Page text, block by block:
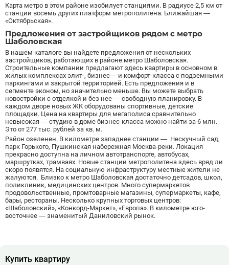
Библиотека имени Ленина 14
Битцевский парк
Борисово
Боровицкая
Боровское шоссе
Ботанический сад 20
Братиславская 12
Бульвар Адмирала Ушакова
Бульвар Дмитрия Донского
Бульвар Рокоссовского
Бунинская аллея
Бутырская 13
В Вавиловская 1
Варшавская 2
ВДНХ
Верхние Лихоборы 18
Владыкино
Водный стадион
Волжская
Карта метро в этом районе изобилует станциями. В радиусе 2,5 км от
станции восемь других платформ метрополитена. Ближайшая —
«Октябрьская».
Предложения от застройщиков рядом с метро
Шаболовская
В нашем каталоге вы найдете предложения от нескольких
застройщиков, работающих в районе метро Шаболовская.
Строительные компании предлагают здесь квартиры в основном в
жилых комплексах элит-, бизнес— и комфорт-класса с подземными
паркингами и закрытой территорией. Есть предложения и в
сегменте эконом, но значительно меньше. Вы можете выбрать
новостройки с отделкой и без нее — свободную планировку. В
каждом дворе новых ЖК оборудованы спортивные, детские
площадки. Цена на квартиры для мегаполиса сравнительно
невысокая — студию в доме бизнес-класса можно найти за 6 млн.
Это от 277 тыс. рублей за кв. м.
Район озеленен. В километре западнее станции — Нескучный сад,
парк Горького, Пушкинская набережная Москва-реки. Локация
прекрасно доступна на личном автотранспорте, автобусах,
маршрутках, трамваях. Новые станции метрополитена здесь вряд ли
скоро появятся. На социальную инфраструктуру местные жители не
жалуются. Близко к метро Шаболовская достаточно детсадов, школ,
поликлиник, медицинских центров. Много супермаркетов
продовольственные, промтоварные магазины, супермаркеты, кафе,
бары, рестораны. Несколько крупных торговых центров:
«Шаболовский», «Конкорд-Маркет», «Европа». В километре юго-
восточнее — знаменитый Даниловский рынок.
Купить квартиру